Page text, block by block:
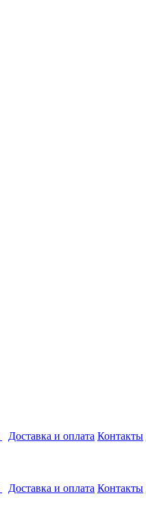
Доставка и оплата Контакты
Доставка и оплата Контакты